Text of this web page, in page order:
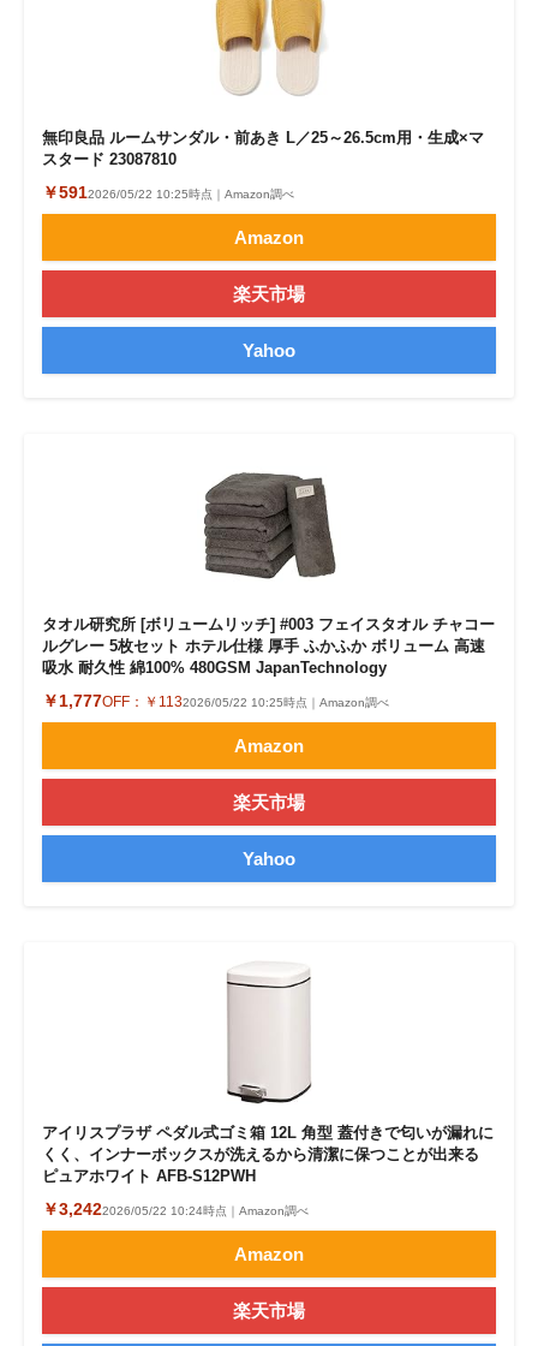
無印良品 ルームサンダル・前あき L／25～26.5cm用・生成×マ
スタード 23087810
￥5912026/05/22 10:25時点｜Amazon調べ
Amazon
楽天市場
Yahoo
タオル研究所 [ボリュームリッチ] #003 フェイスタオル チャコー
ルグレー 5枚セット ホテル仕様 厚手 ふかふか ボリューム 高速
吸水 耐久性 綿100% 480GSM JapanTechnology
￥1,777OFF： ￥1132026/05/22 10:25時点｜Amazon調べ
Amazon
楽天市場
Yahoo
アイリスプラザ ペダル式ゴミ箱 12L 角型 蓋付きで匂いが漏れに
くく、インナーボックスが洗えるから清潔に保つことが出来る
ピュアホワイト AFB-S12PWH
￥3,2422026/05/22 10:24時点｜Amazon調べ
Amazon
楽天市場